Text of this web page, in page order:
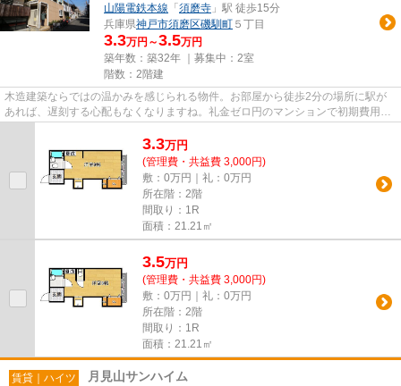
山陽電鉄本線 「 須磨寺 」駅 徒歩15分
兵庫県神戸市須磨区磯馴町 ５丁目
3.3万円～3.5万円
築年数：築32年 ｜募集中： 2室
階数：2階建
木造建築ならではの温かみを感じられる物件。お部屋から徒歩2分の場所に駅が
あれば、遅刻する心配もなくなりますね。礼金ゼロ円のマンションで初期費用を
3.3万円
(管理費・共益費 3,000円)
敷：0万円｜礼：0万円
所在階：2階
間取り：1R
面積：21.21㎡
3.5万円
(管理費・共益費 3,000円)
敷：0万円｜礼：0万円
所在階：2階
間取り：1R
面積：21.21㎡
賃貸｜ハイツ 月見山サンハイム